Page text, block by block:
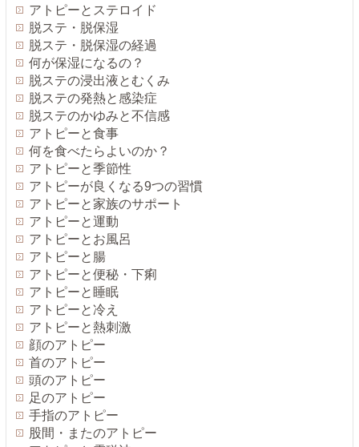
アトピーとステロイド
脱ステ・脱保湿
脱ステ・脱保湿の経過
何が保湿になるの？
脱ステの浸出液とむくみ
脱ステの発熱と感染症
脱ステのかゆみと不信感
アトピーと食事
何を食べたらよいのか？
アトピーと季節性
アトピーが良くなる9つの習慣
アトピーと家族のサポート
アトピーと運動
アトピーとお風呂
アトピーと腸
アトピーと便秘・下痢
アトピーと睡眠
アトピーと冷え
アトピーと熱刺激
顔のアトピー
首のアトピー
頭のアトピー
足のアトピー
手指のアトピー
股間・またのアトピー